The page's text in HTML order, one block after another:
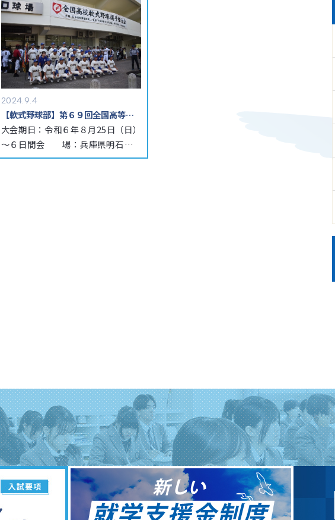
2024.9.4
【軟式野球部】第６９回全国高等学校軟式野球選手権大会ベスト８
大会期日：令和６年８月25日（日）
～６日間会　　場：兵庫県明石トー
カロ球場、ウインク球場（姫路）